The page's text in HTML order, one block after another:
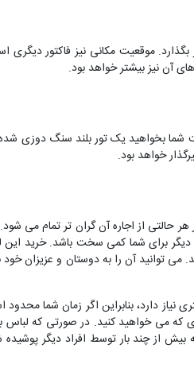
موقعیت مکانی نیز فاکتور
آن نیز بیشتر خواهد بود.
بخواهید یک تور بلند سنگ دوزی
خواهد بود.
حالتی از اجاره آن گران تر تمام می
دیگر برای شما کمی سخت باشد. خرید این
آن را به دوستان و عزیزان خود
دارد، بنابراین اگر زمان شما محدود
که می خواهید کنید. در صورتی که لباس
از چند بار توسط افراد دیگر